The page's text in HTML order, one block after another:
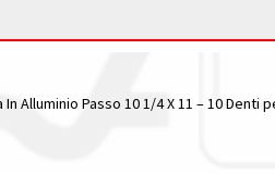
Il mio account
In Alluminio Passo 10 1/4 X 11 – 10 Denti